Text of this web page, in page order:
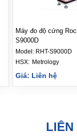
Máy đo độ cứng
S9000D
Model: RHT-S9000D
HSX: Metrology
Giá: Liên hệ
LIÊN